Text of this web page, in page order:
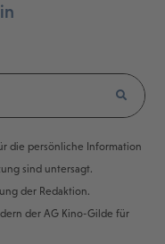
die persönliche Information
sind untersagt.
der Redaktion.
der AG Kino-Gilde für